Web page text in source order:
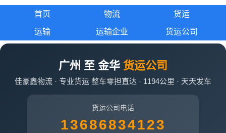
首页 物流 货运
运输 运输企业 货运公司
广州 至 金华 货运公司
佳豪鑫物流 · 专业货运 整车零担直达 · 1194公里 · 天天发车
货运公司电话
13686834123